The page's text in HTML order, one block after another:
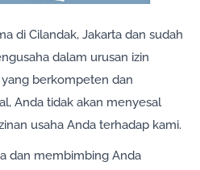
di Cilandak, Jakarta dan sudah
dalam urusan izin
berkompeten dan
Anda tidak akan menyesal
usaha Anda terhadap kami.
dan membimbing Anda